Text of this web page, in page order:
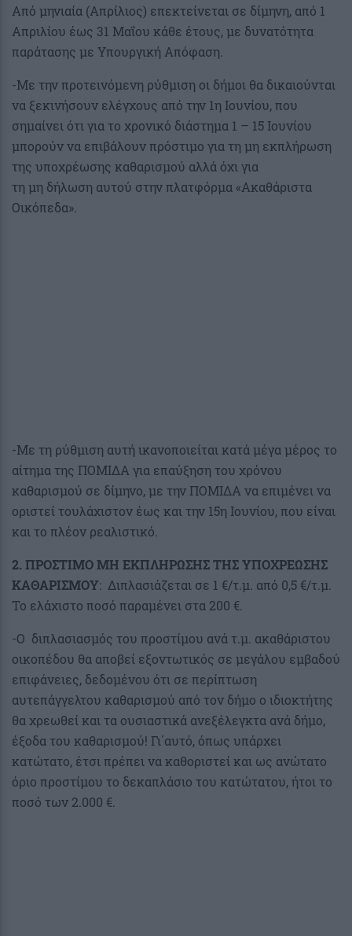
Από μηνιαία (Απρίλιος) επεκτείνεται σε δίμηνη, από 1
Απριλίου έως 31 Μαΐου κάθε έτους, με δυνατότητα
παράτασης με Υπουργική Απόφαση.
-Με την προτεινόμενη ρύθμιση οι δήμοι θα δικαιούνται
να ξεκινήσουν ελέγχους από την 1η Ιουνίου, που
σημαίνει ότι για το χρονικό διάστημα 1 – 15 Ιουνίου
μπορούν να επιβάλουν πρόστιμο για τη μη εκπλήρωση
της υποχρέωσης καθαρισμού αλλά όχι για
τη μη δήλωση αυτού στην πλατφόρμα «Ακαθάριστα
Οικόπεδα».
-Με τη ρύθμιση αυτή ικανοποιείται κατά μέγα μέρος το
αίτημα της ΠΟΜΙΔΑ για επαύξηση του χρόνου
καθαρισμού σε δίμηνο, με την ΠΟΜΙΔΑ να επιμένει να
οριστεί τουλάχιστον έως και την 15η Ιουνίου, που είναι
και το πλέον ρεαλιστικό.
2. ΠΡΟΣΤΙΜΟ ΜΗ ΕΚΠΛΗΡΩΣΗΣ ΤΗΣ ΥΠΟΧΡΕΩΣΗΣ
ΚΑΘΑΡΙΣΜΟΥ: Διπλασιάζεται σε 1 €/τ.μ. από 0,5 €/τ.μ.
Το ελάχιστο ποσό παραμένει στα 200 €.
-Ο διπλασιασμός του προστίμου ανά τ.μ. ακαθάριστου
οικοπέδου θα αποβεί εξοντωτικός σε μεγάλου εμβαδού
επιφάνειες, δεδομένου ότι σε περίπτωση
αυτεπάγγελτου καθαρισμού από τον δήμο ο ιδιοκτήτης
θα χρεωθεί και τα ουσιαστικά ανεξέλεγκτα ανά δήμο,
έξοδα του καθαρισμού! Γι΄αυτό, όπως υπάρχει
κατώτατο, έτσι πρέπει να καθοριστεί και ως ανώτατο
όριο προστίμου το δεκαπλάσιο του κατώτατου, ήτοι το
ποσό των 2.000 €.